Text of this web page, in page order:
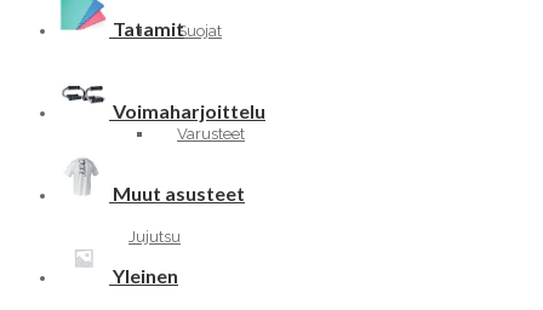
Suojat
Varusteet
Jujutsu
Tatamit
Voimaharjoittelu
Muut asusteet
Yleinen